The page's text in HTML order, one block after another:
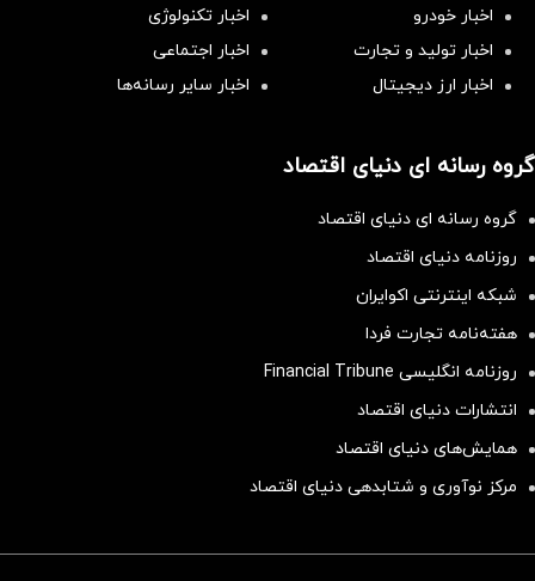
اخبار خودرو
اخبار تکنولوژی
اخبار تولید و تجارت
اخبار اجتماعی
اخبار ارز دیجیتال
اخبار سایر رسانه‌‌ها
گروه رسانه ای دنیای اقتصاد
گروه رسانه ای دنیای اقتصاد
روزنامه دنیای اقتصاد
شبکه اینترنتی اکوایران
هفته‌نامه تجارت فردا
روزنامه انگلیسی Financial Tribune
انتشارات دنیای اقتصاد
همایش‌های دنیای اقتصاد
مرکز نوآوری و شتابدهی دنیای اقتصاد